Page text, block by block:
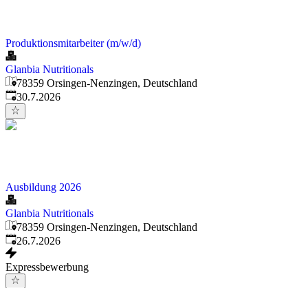
Produktionsmitarbeiter (m/w/d)
Glanbia Nutritionals
78359 Orsingen-Nenzingen, Deutschland
Veröffentlicht
30.7.2026
Ausbildung 2026
Glanbia Nutritionals
78359 Orsingen-Nenzingen, Deutschland
Veröffentlicht
26.7.2026
Expressbewerbung